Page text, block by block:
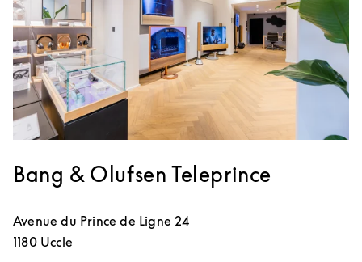
Bang & Olufsen Teleprince
Avenue du Prince de Ligne 24
1180 Uccle